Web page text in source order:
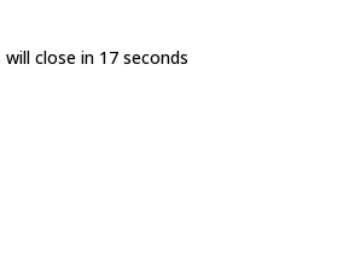
will close in 17 seconds